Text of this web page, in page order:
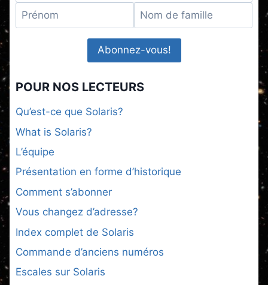
POUR NOS LECTEURS
Qu’est-ce que Solaris?
What is Solaris?
L’équipe
Présentation en forme d’historique
Comment s’abonner
Vous changez d’adresse?
Index complet de Solaris
Commande d’anciens numéros
Escales sur Solaris